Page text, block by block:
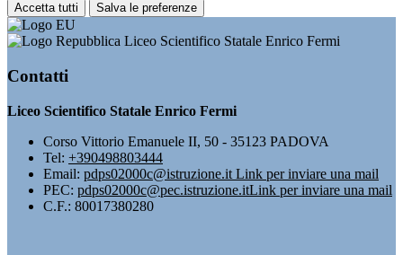
Accetta tutti Salva le preferenze
Liceo Scientifico Statale Enrico Fermi
Contatti
Liceo Scientifico Statale Enrico Fermi
Corso Vittorio Emanuele II, 50 - 35123 PADOVA
Tel: +390498803444
Email: pdps02000c@istruzione.it Link per inviare una mail
PEC: pdps02000c@pec.istruzione.itLink per inviare una mail
C.F.: 80017380280